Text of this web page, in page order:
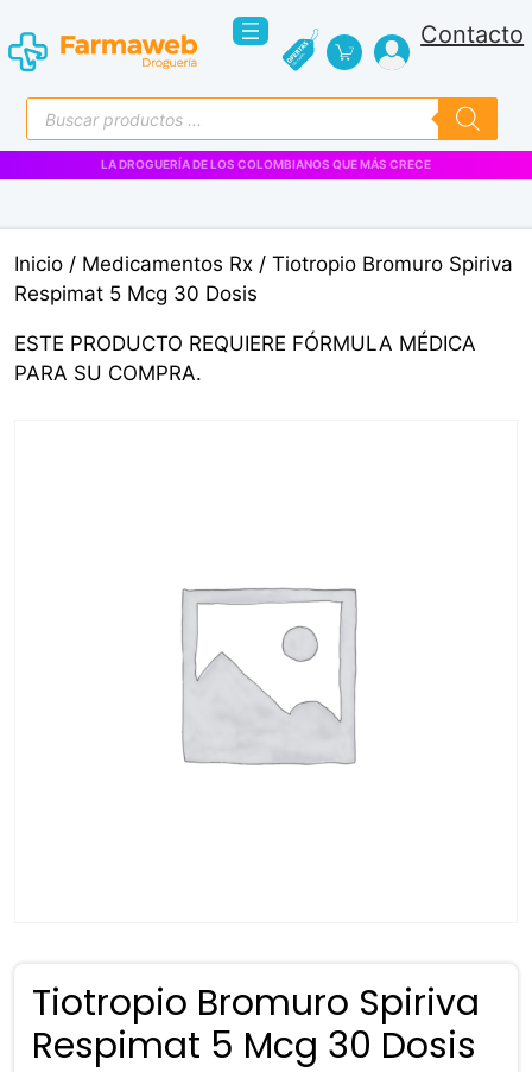
al
contenido
Contacto
Búsqueda
de
productos
LA DROGUERÍA DE LOS COLOMBIANOS QUE MÁS CRECE
Inicio / Medicamentos Rx / Tiotropio Bromuro Spiriva
Respimat 5 Mcg 30 Dosis
ESTE PRODUCTO REQUIERE FÓRMULA MÉDICA
PARA SU COMPRA.
Tiotropio Bromuro Spiriva
Respimat 5 Mcg 30 Dosis